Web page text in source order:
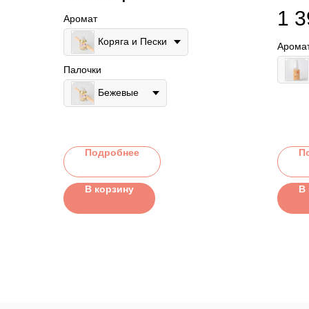
Аромат
Коряга и Пески
Палочки
Бежевые
Подробнее
В корзину
1
В